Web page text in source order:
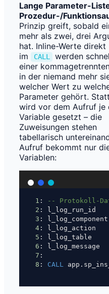
Lange Parameter-
Prozedur-/
Prinzip greift, sobald
mehr als zwei, drei
hat. Inline-Werte direkt
im
CALL
werden
einer
in der niemand mehr
welcher Wert zu
Parameter gehört.
wird vor dem Aufruf je
Variable gesetzt – die
Zuweisungen stehen
tabellarisch
Aufruf bekommt nur
Variablen:
1 :
-- Protokoll-
2 : l_log_run_id
3 :
4 : l_log_action
5 : l_log_table
6 : l_log_message
7 :
8 : CALL